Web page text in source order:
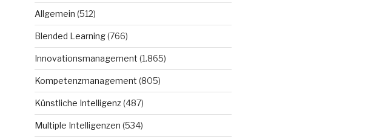
Allgemein (512)
Blended Learning(766)
Innovationsmanagement (1.865)
Kompetenzmanagement (805)
Künstliche Intelligenz(487)
Multiple Intelligenzen (534)